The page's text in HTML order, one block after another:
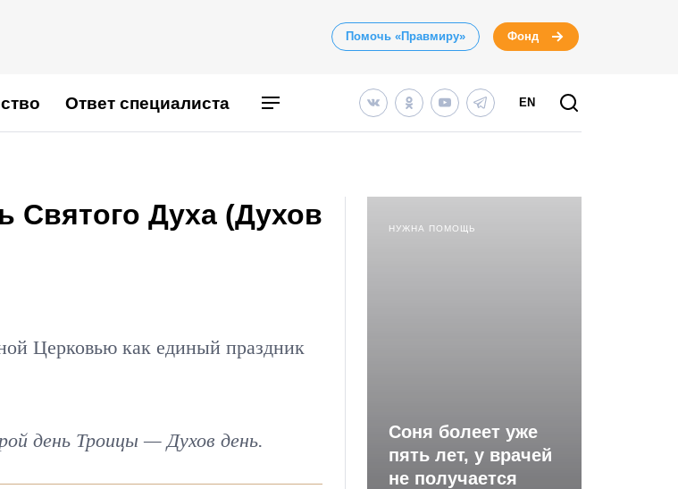
Помочь «Правмиру» Фонд
Ответ специалиста EN
Святого Духа (Духов
Церковью как единый праздник
день Троицы — Духов день.
НУЖНА ПОМОЩЬ
Соня болеет уже
пять лет, у врачей
не получается